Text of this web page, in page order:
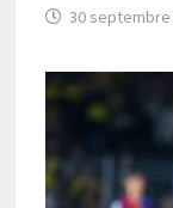
30 septembre